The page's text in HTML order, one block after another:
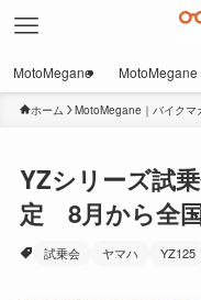
MotoMegane
ホーム MotoMegane｜バイクマ
YZシリーズ試
定 8月から全
試乗会 ヤマハ YZ125